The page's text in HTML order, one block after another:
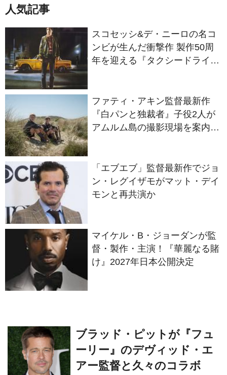
人気記事
スコセッシ&デ・ニーロの名コ
ンビが生んだ衝撃作 製作50周
年を迎える『タクシードライバ
ファティ・アキン監督最新作
『白パンと独裁者』子役2人が
アムルム島の撮影現場を案内！
「エブエブ」監督最新作でジョ
ン・レグイザモがマット・デイ
モンと再共演か
マイケル・B・ジョーダンが監
督・製作・主演！『華麗なる賭
け』2027年日本公開決定
ブラッド・ピットが『フュ
ーリー』のデヴィッド・エ
アー監督と久々のコラボ